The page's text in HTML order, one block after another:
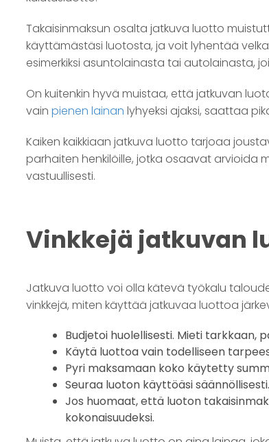
Takaisinmaksun osalta jatkuva luotto
käyttämästäsi luotosta, ja voit lyhentää
esimerkiksi asuntolainasta tai autolainasta,
On kuitenkin hyvä muistaa, että jatkuvan
vain pienen lainan lyhyeksi ajaksi, saattaa
Kaiken kaikkiaan jatkuva luotto tarjoaa
parhaiten henkilöille, jotka osaavat arvioida
vastuullisesti.
Vinkkejä jatkuvan
Jatkuva luotto voi olla kätevä työkalu
vinkkejä, miten käyttää jatkuvaa luottoa
Budjetoi huolellisesti. Mieti tarkkaan,
Käytä luottoa vain todelliseen
Pyri maksamaan koko käytetty
Seuraa luoton käyttöäsi
Jos huomaat, että luoton
kokonaisuudeksi.